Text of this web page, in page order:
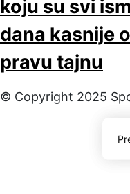
koju su svi
dana kasnije
pravu tajnu
© Copyright 2025